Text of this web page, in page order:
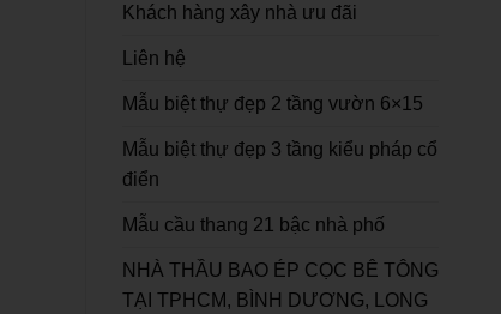
Khách hàng xây nhà ưu đãi
Liên hệ
Mẫu biệt thự đẹp 2 tầng vườn 6×15
Mẫu biệt thự đẹp 3 tầng kiểu pháp cổ
điển
Mẫu cầu thang 21 bậc nhà phố
NHÀ THẦU BAO ÉP CỌC BÊ TÔNG
TẠI TPHCM, BÌNH DƯƠNG, LONG